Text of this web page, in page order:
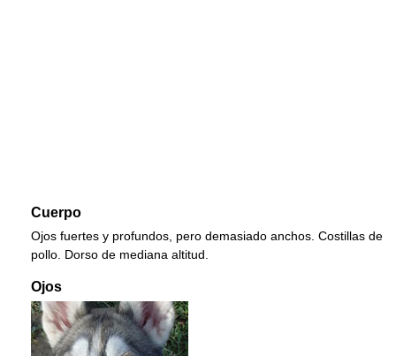
Cuerpo
Ojos fuertes y profundos, pero demasiado anchos. Costillas de
pollo. Dorso de mediana altitud.
Ojos